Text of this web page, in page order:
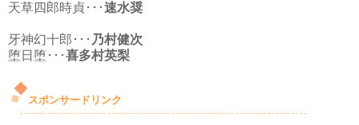
天草四郎時貞･･･速水奨
牙神幻十郎･･･ 乃村健次
堕日堕･･･喜多村英梨
スポンサードリンク